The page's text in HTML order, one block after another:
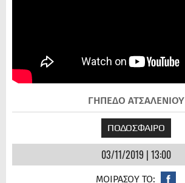
ΓΗΠΕΔΟ ΑΤΣΑΛΕΝΙΟΥ
ΠΟΔΟΣΦΑΙΡΟ
03/11/2019 | 13:00
ΜΟΙΡΑΣΟΥ ΤΟ: